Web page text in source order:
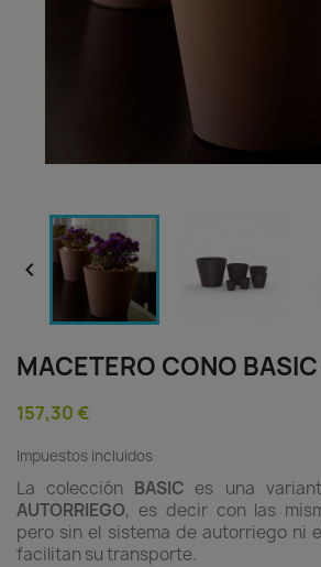

MACETERO CONO
157,30 €
Impuestos incluidos
La colección BASIC es una
AUTORRIEGO, es decir con las
pero sin el sistema de autorriego ni
facilitan su transporte.